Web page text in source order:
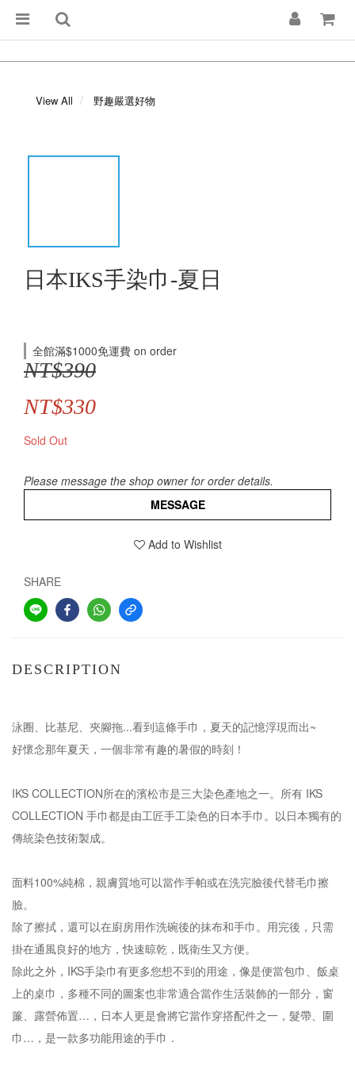
View All 野趣嚴選好物
日本IKS手染巾-夏日
全館滿$1000免運費 on order
NT$390
NT$330
Sold Out
Please message the shop owner for order details.
MESSAGE
Add to Wishlist
SHARE
DESCRIPTION
泳圈、比基尼、夾腳拖...看到這條手巾，夏天的記憶浮現而出~
好懷念那年夏天，一個非常有趣的暑假的時刻！
IKS COLLECTION所在的濱松市是三大染色產地之一。所有 IKS
COLLECTION 手巾都是由工匠手工染色的日本手巾。以日本獨有的
傳統染色技術製成。
面料100%純棉，親膚質地可以當作手帕或在洗完臉後代替毛巾擦
臉。
除了擦拭，還可以在廚房用作洗碗後的抹布和手巾。用完後，只需
掛在通風良好的地方，快速晾乾，既衛生又方便。
除此之外，IKS手染巾有更多您想不到的用途，像是便當包巾、飯桌
上的桌巾，多種不同的圖案也非常適合當作生活裝飾的一部分，窗
簾、露營佈置…，日本人更是會將它當作穿搭配件之一，髮帶、圍
巾…，是一款多功能用途的手巾．